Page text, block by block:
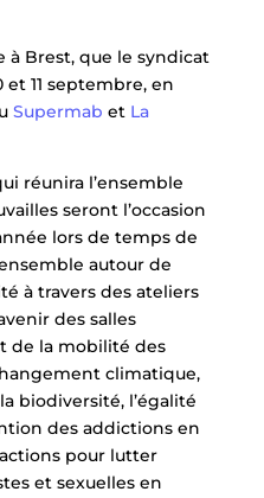
à Brest, que le syndicat
et 11 septembre, en
Supermab et La
réunira l’ensemble
seront l’occasion
lors de temps de
autour de
à travers des ateliers
des salles
de la mobilité des
climatique,
biodiversité, l’égalité
des addictions en
pour lutter
et sexuelles en